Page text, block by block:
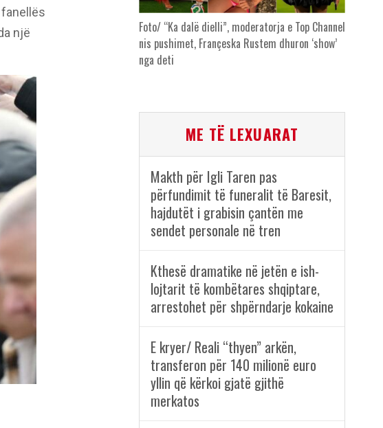
një
Foto/ “Ka dalë dielli”, moderatorja e Top Channel
nis pushimet, Françeska Rustem dhuron ‘show’
nga deti
ME TË LEXUARAT
Makth për Igli Taren pas
përfundimit të funeralit të Baresit,
hajdutët i grabisin çantën me
sendet personale në tren
Kthesë dramatike në jetën e ish-
lojtarit të kombëtares shqiptare,
arrestohet për shpërndarje kokaine
E kryer/ Reali “thyen” arkën,
transferon për 140 milionë euro
yllin që kërkoi gjatë gjithë
merkatos